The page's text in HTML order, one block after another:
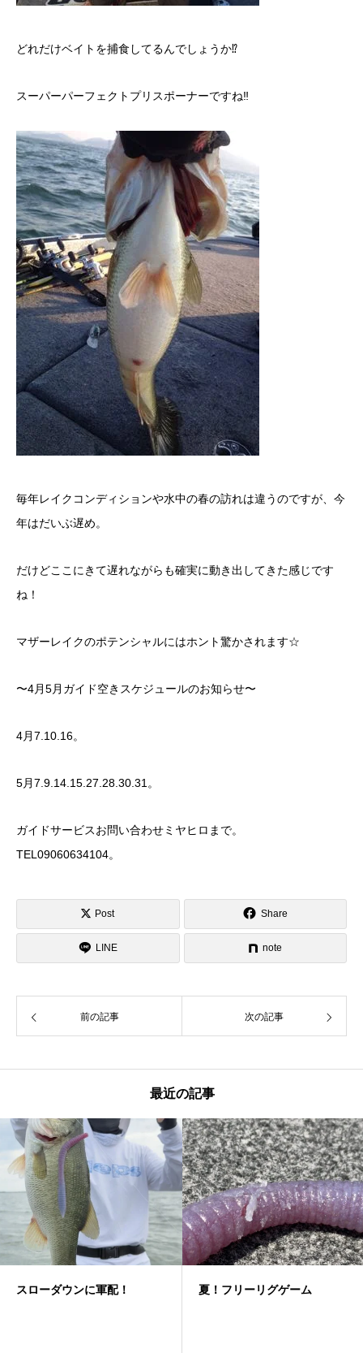
どれだけベイトを捕食してるんでしょうか⁉︎
スーパーパーフェクトプリスポーナーですね‼︎
毎年レイクコンディションや水中の春の訪れは違うのですが、今
年はだいぶ遅め。
だけどここにきて遅れながらも確実に動き出してきた感じです
ね！
マザーレイクのポテンシャルにはホント驚かされます☆
〜4月5月ガイド空きスケジュールのお知らせ〜
4月7.10.16。
5月7.9.14.15.27.28.30.31。
ガイドサービスお問い合わせミヤヒロまで。
TEL09060634104。
Post Share
LINE note
前の記事 次の記事
最近の記事
スローダウンに軍配！ 夏！フリーリグゲーム